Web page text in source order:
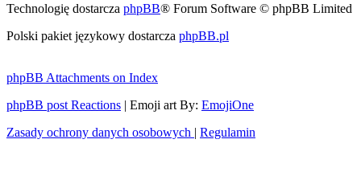
Technologię dostarcza phpBB® Forum Software © phpBB Limited
Polski pakiet językowy dostarcza phpBB.pl
phpBB Attachments on Index
phpBB post Reactions | Emoji art By: EmojiOne
Zasady ochrony danych osobowych | Regulamin